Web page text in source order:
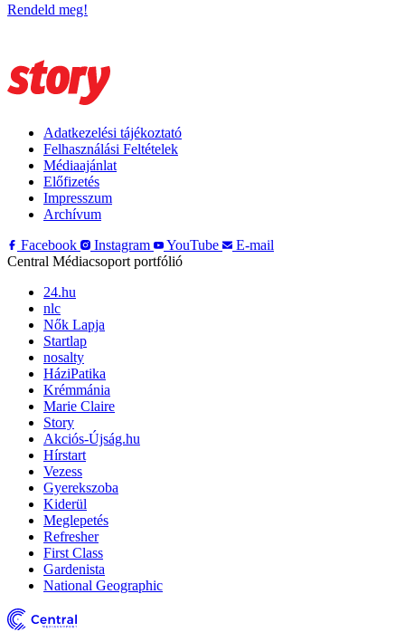
Rendeld meg!
Adatkezelési tájékoztató
Felhasználási Feltételek
Médiaajánlat
Előfizetés
Impresszum
Archívum
Facebook
Instagram YouTube
E-mail
Central Médiacsoport portfólió
24.hu
nlc
Nők Lapja
Startlap
nosalty
HáziPatika
Krémmánia
Marie Claire
Story
Akciós-Újság.hu
Hírstart
Vezess
Gyerekszoba
Kiderül
Meglepetés
Refresher
First Class
Gardenista
National Geographic